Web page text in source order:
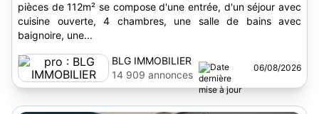
pièces de 112m² se compose d'une entrée, d'un séjour avec
cuisine ouverte, 4 chambres, une salle de bains avec
baignoire, une...
BLG IMMOBILIER
14 909 annonces
06/08/2026